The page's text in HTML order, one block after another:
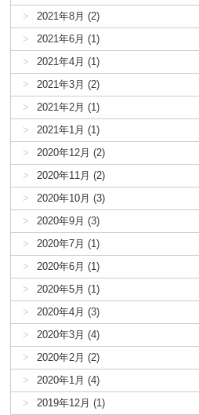
2021年8月 (2)
2021年6月 (1)
2021年4月 (1)
2021年3月 (2)
2021年2月 (1)
2021年1月 (1)
2020年12月 (2)
2020年11月 (2)
2020年10月 (3)
2020年9月 (3)
2020年7月 (1)
2020年6月 (1)
2020年5月 (1)
2020年4月 (3)
2020年3月 (4)
2020年2月 (2)
2020年1月 (4)
2019年12月 (1)